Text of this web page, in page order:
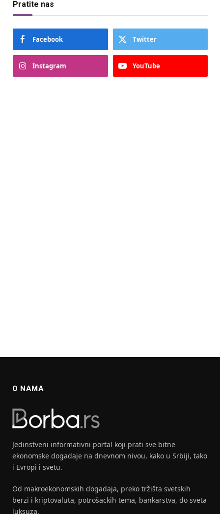
Pratite nas
Facebook Twitter
Instagram YouTube
O NAMA
Jedinstveni informativni portal koji prati sve bitne
ekonomske dogadaje na dnevnom nivou, kako u Srbiji, tako
i Evropi i svetu.
Od makroekonomskih dogadaja, preko tržišta svetskih
berzi i kriptovaluta, potrošackih tema, bankarstva, do sveta
luksuza.